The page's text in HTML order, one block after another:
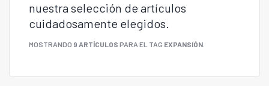
nuestra selección de artículos
cuidadosamente elegidos.
MOSTRANDO 9 ARTÍCULOS PARA EL TAG EXPANSIÓN